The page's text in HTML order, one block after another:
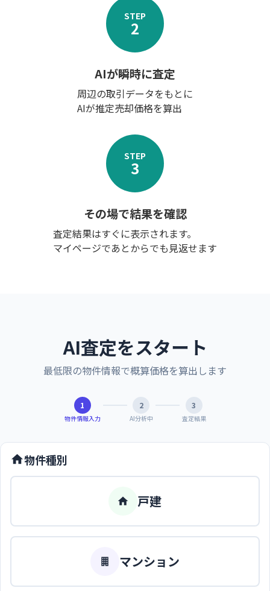
STEP
2
AIが瞬時に査定
周辺の取引データをもとに
AIが推定売却価格を算出
STEP
3
その場で結果を確認
査定結果はすぐに表示されます。
マイページであとからでも見返せます